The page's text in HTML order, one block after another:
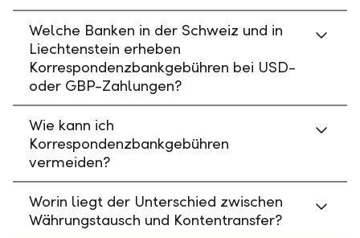
Welche Banken in der Schweiz und in
Liechtenstein erheben
Korrespondenzbankgebühren bei USD-
oder GBP-Zahlungen?
Wie kann ich
Korrespondenzbankgebühren
vermeiden?
Worin liegt der Unterschied zwischen
Währungstausch und Kontentransfer?